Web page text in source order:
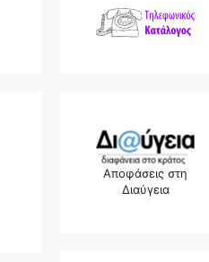
Αποφάσεις στη
Διαύγεια